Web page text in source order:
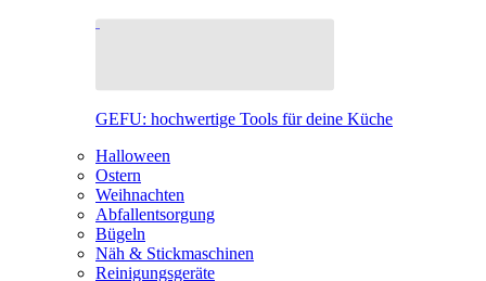
GEFU: hochwertige Tools für deine Küche
Halloween
Ostern
Weihnachten
Abfallentsorgung
Bügeln
Näh & Stickmaschinen
Reinigungsgeräte